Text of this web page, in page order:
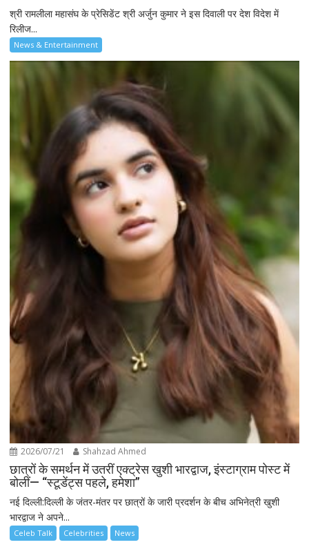
श्री रामलीला महासंघ के प्रेसिडेंट श्री अर्जुन कुमार ने इस दिवाली पर देश विदेश में
रिलीज...
News & Entertainment
2026/07/21 Shahzad Ahmed
छात्रों के समर्थन में उतरीं एक्ट्रेस खुशी भारद्वाज, इंस्टाग्राम पोस्ट में
बोलीं— “स्टूडेंट्स पहले, हमेशा”
नई दिल्ली:दिल्ली के जंतर-मंतर पर छात्रों के जारी प्रदर्शन के बीच अभिनेत्री खुशी
भारद्वाज ने अपने...
Celeb Talk Celebrities News